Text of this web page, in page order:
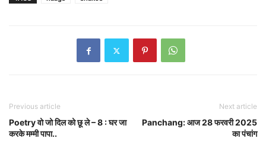
Previous article
Poetry वो जो दिल को छू ले – 8 : घर जा
करके मम्मी पापा..
Next article
Panchang: आज 28 फरवरी 2025
का पंचांग